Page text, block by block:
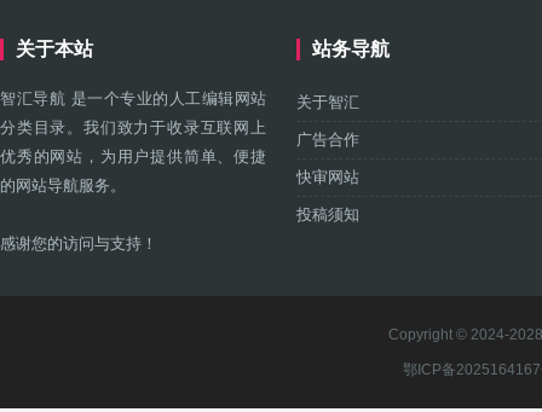
关于本站
智汇导航 是一个专业的人工编辑网站
分类目录。我们致力于收录互联网上
优秀的网站，为用户提供简单、便捷
的网站导航服务。
感谢您的访问与支持！
站务导航
关于智汇
广告合作
快审网站
投稿须知
Copyright © 2024-
鄂ICP备